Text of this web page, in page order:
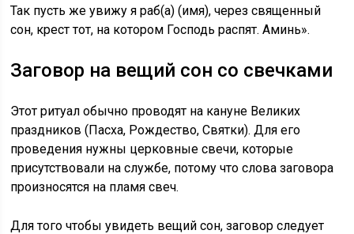
Так пусть же увижу я раб(а) (имя), через священный
сон, крест тот, на котором Господь распят. Аминь».
Заговор на вещий сон со свечками
Этот ритуал обычно проводят на кануне Великих
праздников (Пасха, Рождество, Святки). Для его
проведения нужны церковные свечи, которые
присутствовали на службе, потому что слова заговора
произносятся на пламя свеч.
Для того чтобы увидеть вещий сон, заговор следует